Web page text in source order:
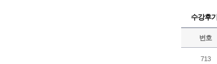
수강후
번호
713